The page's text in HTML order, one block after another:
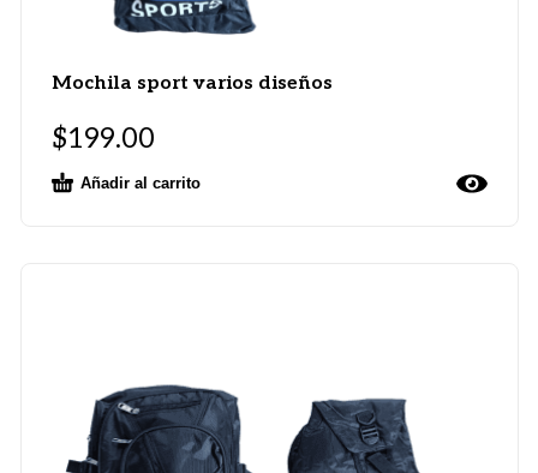
Mochila sport varios diseños
$199.00
Añadir al carrito